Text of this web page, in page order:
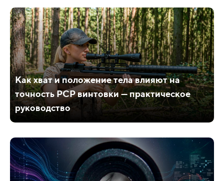
Как хват и положение тела влияют на
точность PCP винтовки — практическое
руководство